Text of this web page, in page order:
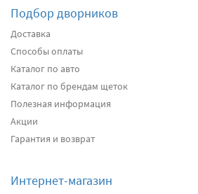
Подбор дворников
Доставка
Способы оплаты
Каталог по авто
Каталог по брендам щеток
Полезная информация
Акции
Гарантия и возврат
Интернет-магазин